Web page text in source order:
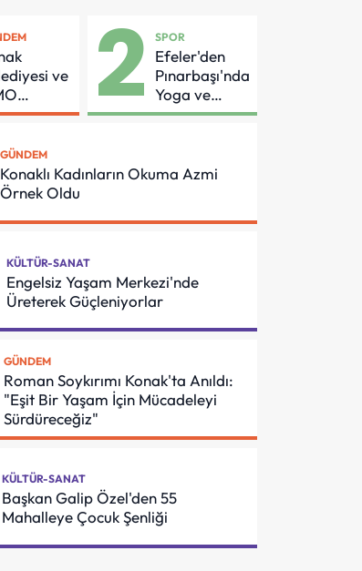
ve
İçin
2 SPOR
Efeler'den
Pınarbaşı'nda
Yoga ve
Pilates
GÜNDEM
Konaklı Kadınların Okuma Azmi
Örnek Oldu
KÜLTÜR-SANAT
Engelsiz Yaşam Merkezi'nde
Üreterek Güçleniyorlar
GÜNDEM
Roman Soykırımı Konak'ta Anıldı:
"Eşit Bir Yaşam İçin Mücadeleyi
Sürdüreceğiz"
KÜLTÜR-SANAT
Başkan Galip Özel'den 55
Mahalleye Çocuk Şenliği